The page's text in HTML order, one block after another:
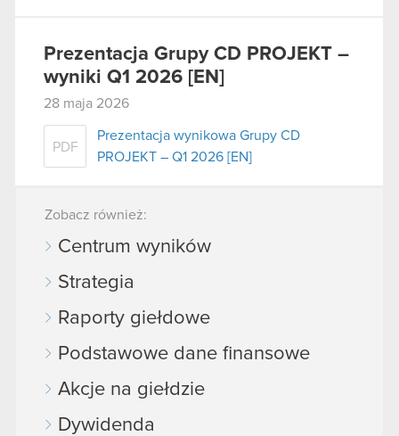
Prezentacja Grupy CD PROJEKT –
wyniki Q1 2026 [EN]
28 maja 2026
PDF
Prezentacja wynikowa Grupy CD
PROJEKT – Q1 2026 [EN]
Zobacz również:
Centrum wyników
Strategia
Raporty giełdowe
Podstawowe dane finansowe
Akcje na giełdzie
Dywidenda